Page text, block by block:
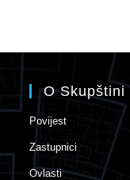
O Skupštini
Povijest
Zastupnici
Ovlasti